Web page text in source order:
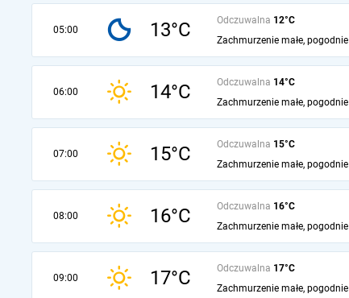
05:00 13°C Odczuwalna 12°C
Zachmurzenie małe, pogodnie
06:00 14°C Odczuwalna 14°C
Zachmurzenie małe, pogodnie
07:00 15°C Odczuwalna 15°C
Zachmurzenie małe, pogodnie
08:00 16°C Odczuwalna 16°C
Zachmurzenie małe, pogodnie
09:00 17°C Odczuwalna 17°C
Zachmurzenie małe, pogodnie